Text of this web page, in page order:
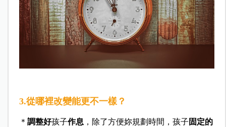
3.從哪裡改變能更不一樣？
＊ 調整好孩子作息 ，除了方便妳規劃時間，孩子 固定的